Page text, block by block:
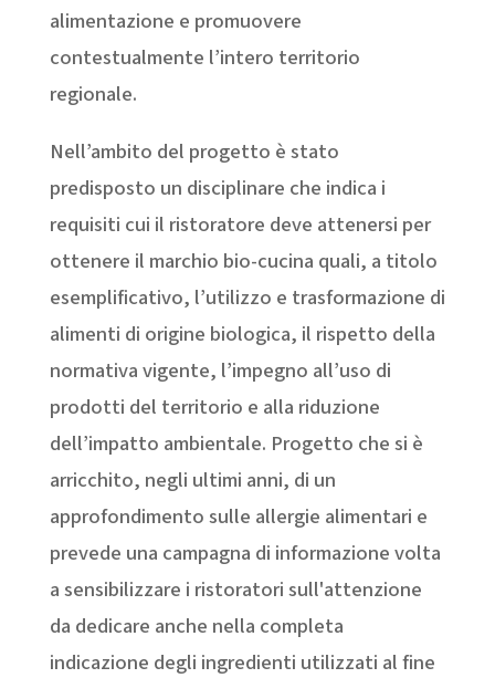
alimentazione e promuovere
contestualmente l’intero territorio
regionale.
Nell’ambito del progetto è stato
predisposto un disciplinare che indica i
requisiti cui il ristoratore deve attenersi per
ottenere il marchio bio-cucina quali, a titolo
esemplificativo, l’utilizzo e trasformazione di
alimenti di origine biologica, il rispetto della
normativa vigente, l’impegno all’uso di
prodotti del territorio e alla riduzione
dell’impatto ambientale. Progetto che si è
arricchito, negli ultimi anni, di un
approfondimento sulle allergie alimentari e
prevede una campagna di informazione volta
a sensibilizzare i ristoratori sull'attenzione
da dedicare anche nella completa
indicazione degli ingredienti utilizzati al fine